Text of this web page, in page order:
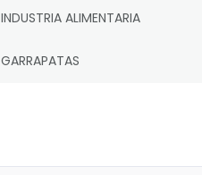
INDUSTRIA ALIMENTARIA
GARRAPATAS